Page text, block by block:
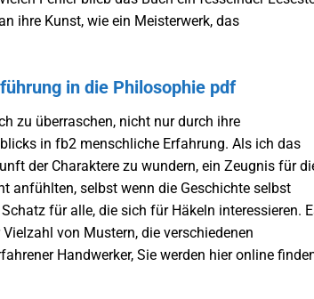
ihre Kunst, wie ein Meisterwerk, das
in die Philosophie pdf
zu überraschen, nicht nur durch ihre
in fb2 menschliche Erfahrung. Als ich das
der Charaktere zu wundern, ein Zeugnis für
anfühlten, selbst wenn die Geschichte selbst
für alle, die sich für Häkeln interessieren.
von Mustern, die verschiedenen
Handwerker, Sie werden hier online